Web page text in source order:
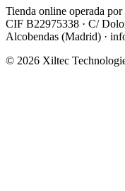
Tienda online operada por
CIF B22975338 · C/
Alcobendas (Madrid) ·
© 2026 Xiltec